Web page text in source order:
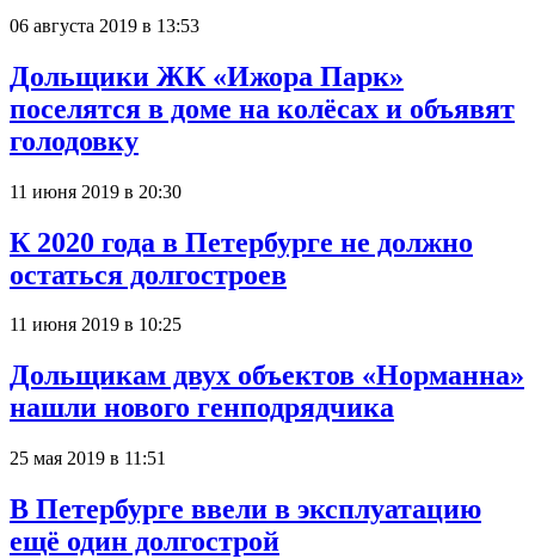
06 августа 2019 в 13:53
Дольщики ЖК «Ижора Парк»
поселятся в доме на колёсах и объявят
голодовку
11 июня 2019 в 20:30
К 2020 года в Петербурге не должно
остаться долгостроев
11 июня 2019 в 10:25
Дольщикам двух объектов «Норманна»
нашли нового генподрядчика
25 мая 2019 в 11:51
В Петербурге ввели в эксплуатацию
ещё один долгострой